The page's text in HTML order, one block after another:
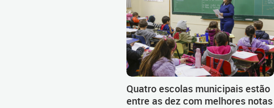
Quatro escolas municipais estão
entre as dez com melhores notas